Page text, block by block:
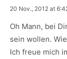
says:
20 Nov., 2012 at
Oh Mann, bei
sein wollen.
Ich freue mich